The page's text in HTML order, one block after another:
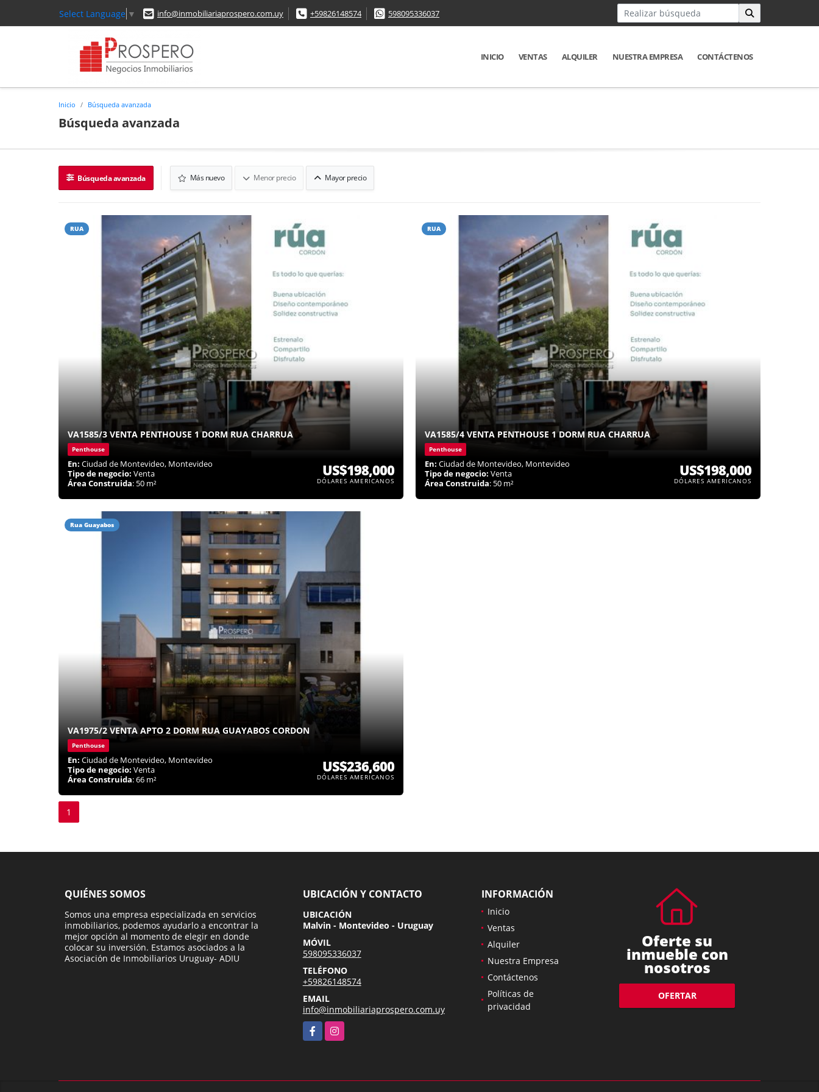
Select Language ▼ info@inmobiliariaprospero.com.uy +59826148574 598095336037
INICIO VENTAS ALQUILER NUESTRA EMPRESA CONTÁCTENOS
Inicio Búsqueda avanzada
Búsqueda avanzada
Búsqueda avanzada Más nuevo Menor precio Mayor precio
RUA
VA1585/3 VENTA PENTHOUSE 1 DORM RUA CHARRUA
Penthouse
En: Ciudad de Montevideo, Montevideo
Tipo de negocio: Venta
Área Construida: 50 m²
US$198,000
DÓLARES AMERICANOS
RUA
VA1585/4 VENTA PENTHOUSE 1 DORM RUA CHARRUA
Penthouse
En: Ciudad de Montevideo, Montevideo
Tipo de negocio: Venta
Área Construida: 50 m²
US$198,000
DÓLARES AMERICANOS
Rua Guayabos
VA1975/2 VENTA APTO 2 DORM RUA GUAYABOS CORDON
Penthouse
En: Ciudad de Montevideo, Montevideo
Tipo de negocio: Venta
Área Construida: 66 m²
US$236,600
DÓLARES AMERICANOS
1
QUIÉNES SOMOS
Somos una empresa especializada en servicios
inmobiliarios, podemos ayudarlo a encontrar la
mejor opción al momento de elegir en donde
colocar su inversión. Estamos asociados a la
Asociación de Inmobiliarios Uruguay- ADIU
UBICACIÓN Y CONTACTO
UBICACIÓN
Malvin - Montevideo - Uruguay
MÓVIL
598095336037
TELÉFONO
+59826148574
EMAIL
info@inmobiliariaprospero.com.uy
FacebookInstagram
INFORMACIÓN
Inicio
Ventas
Alquiler
Nuestra Empresa
Contáctenos
Políticas de
privacidad
Oferte su
inmueble con
nosotros
OFERTAR